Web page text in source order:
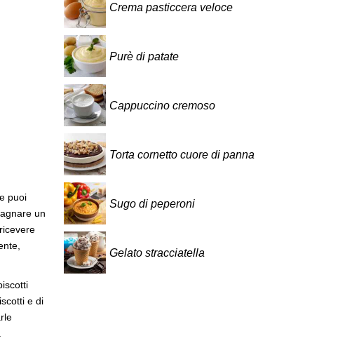
puoi
un
e di
Crema pasticcera veloce
Purè di patate
Cappuccino cremoso
Torta cornetto cuore di panna
Sugo di peperoni
Gelato stracciatella